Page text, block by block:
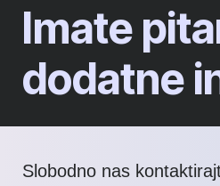
Imate
dodatne
Slobodno nas